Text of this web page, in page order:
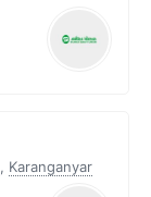
, Karanganyar